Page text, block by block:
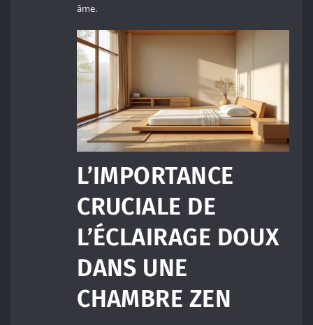
âme.
L’IMPORTANCE
CRUCIALE DE
L’ÉCLAIRAGE DOUX
DANS UNE
CHAMBRE ZEN